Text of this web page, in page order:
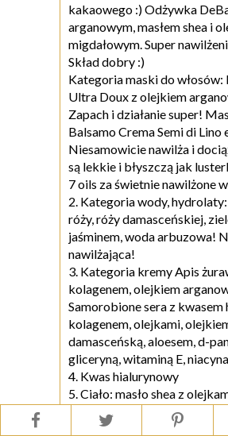
kakaowego :) Odżywka
arganowym, masłem shea i
migdałowym. Super
Skład dobry :)
Kategoria maski do
Ultra Doux z olejkiem
Zapach i działanie super!
Balsamo Crema Semi di Lino
Niesamowicie nawilża i
są lekkie i błyszczą jak
7 oils za świetnie nawilżone
2. Kategoria wody,
róży, róży damasceńskiej,
jaśminem, woda arbuzowa!
nawilżająca!
3. Kategoria kremy Apis
kolagenem, olejkiem
Samorobione sera z kwasem
kolagenem, olejkami,
damasceńską, aloesem, d-
gliceryną, witaminą E,
4. Kwas hialurynowy
5. Ciało: masło shea z
6. Peeling samorobiony z
soli, kakao, ale ze względu